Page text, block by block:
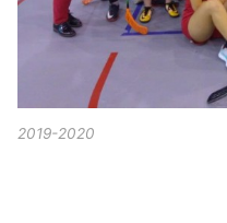
2019-2020